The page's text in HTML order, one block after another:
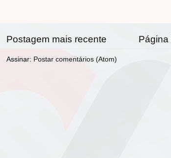
Postagem mais recente Página
Assinar: Postar comentários (Atom)